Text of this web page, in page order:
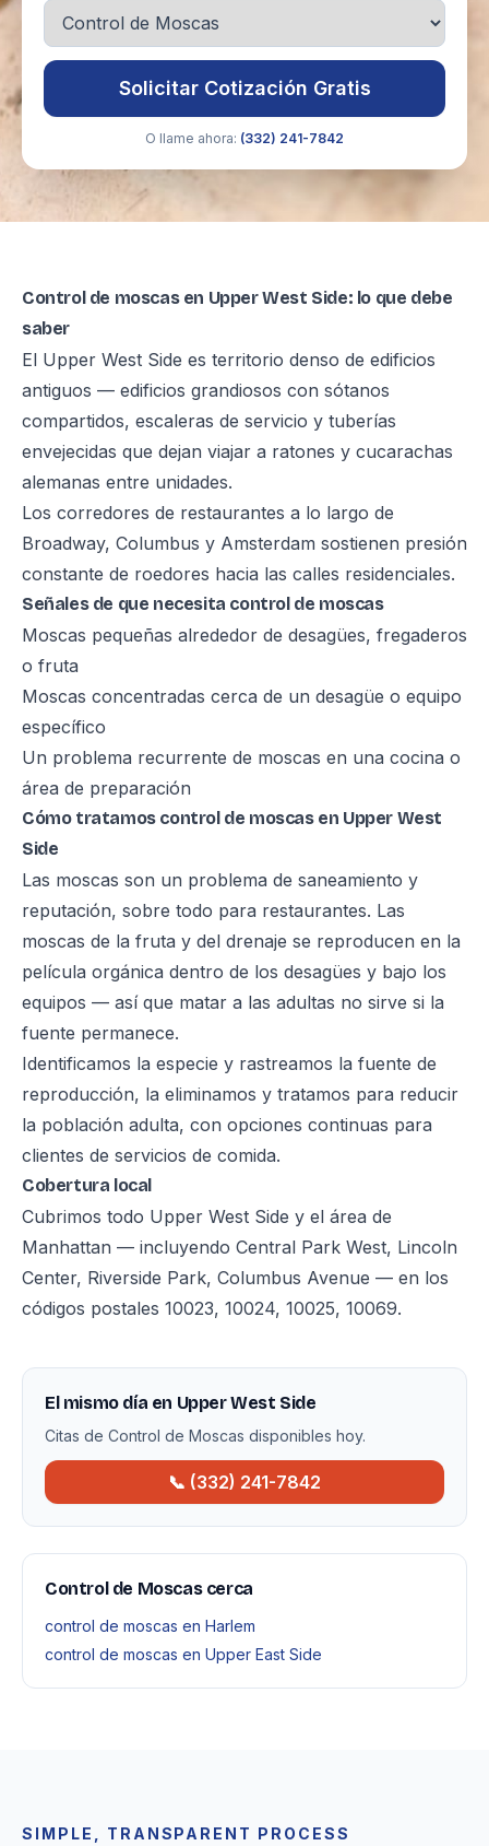
Solicitar Cotización Gratis
O llame ahora: (332) 241-7842
Control de moscas en Upper West Side: lo que debe
saber
El Upper West Side es territorio denso de edificios
antiguos — edificios grandiosos con sótanos
compartidos, escaleras de servicio y tuberías
envejecidas que dejan viajar a ratones y cucarachas
alemanas entre unidades.
Los corredores de restaurantes a lo largo de
Broadway, Columbus y Amsterdam sostienen presión
constante de roedores hacia las calles residenciales.
Señales de que necesita control de moscas
Moscas pequeñas alrededor de desagües, fregaderos
o fruta
Moscas concentradas cerca de un desagüe o equipo
específico
Un problema recurrente de moscas en una cocina o
área de preparación
Cómo tratamos control de moscas en Upper West
Side
Las moscas son un problema de saneamiento y
reputación, sobre todo para restaurantes. Las
moscas de la fruta y del drenaje se reproducen en la
película orgánica dentro de los desagües y bajo los
equipos — así que matar a las adultas no sirve si la
fuente permanece.
Identificamos la especie y rastreamos la fuente de
reproducción, la eliminamos y tratamos para reducir
la población adulta, con opciones continuas para
clientes de servicios de comida.
Cobertura local
Cubrimos todo Upper West Side y el área de
Manhattan — incluyendo Central Park West, Lincoln
Center, Riverside Park, Columbus Avenue — en los
códigos postales 10023, 10024, 10025, 10069.
El mismo día en Upper West Side
Citas de Control de Moscas disponibles hoy.
📞 (332) 241-7842
Control de Moscas cerca
control de moscas en Harlem
control de moscas en Upper East Side
SIMPLE, TRANSPARENT PROCESS